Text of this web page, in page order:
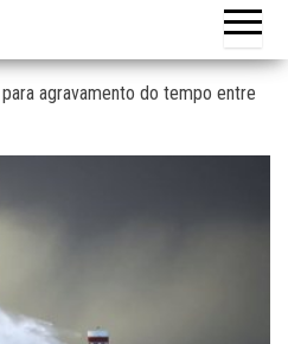
agravamento do tempo entre